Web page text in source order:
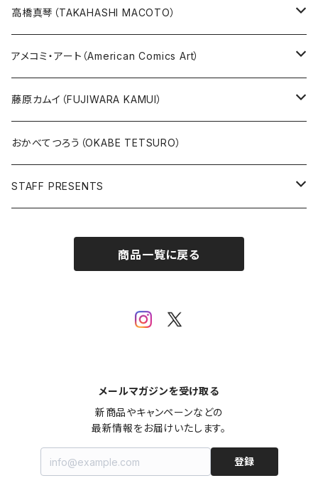
版画
原画
高橋真琴（TAKAHASHI MACOTO）
版画
直筆サイン入り
版上サイン【新作】
グッズ
アメコミ・アート（American Comics Art）
ガブリエーレ・デッロット版画
SPIDER MAN
BATMAN
人気作品TOP5
藤原カムイ（FUJIWARA KAMUI）
複製原画
おかべてつろう（OKABE TETSURO）
STAFF PRESENTS
商品一覧に戻る
メールマガジンを受け取る
新商品やキャンペーンなどの
最新情報をお届けいたします。
登録